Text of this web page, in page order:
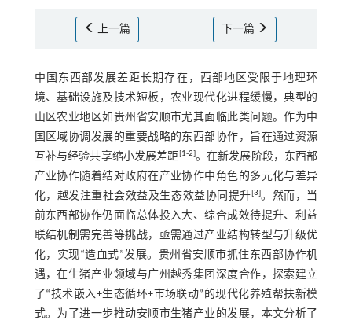
上一篇 下一篇
中国东西部发展差距长期存在，西部地区受限于地理环
境、基础设施及技术短板，农业现代化进程缓慢，典型的
山区农业地区如贵州省安顺市尤其面临此类问题。作为中
国区域协调发展的重要战略的东西部协作，旨在通过资源
互补与经验共享缩小发展差距[1-2]。在新发展阶段，东西部
产业协作随着结对政府在产业协作中角色的多元化与差异
化，越发注重社会效益及生态效益协同提升[3]。然而，当
前东西部协作仍面临总体投入大、综合成效待提升、利益
联结机制需完善等挑战，亟需通过产业结构转型与升级优
化，实现“造血式”发展。贵州省安顺市抓住东西部协作机
遇，在生猪产业领域与广州越秀集团深度合作，探索建立
了“技术嵌入+生态循环+市场联动”的现代化养殖帮扶新模
式。为了进一步推动安顺市生猪产业的发展，本文分析了